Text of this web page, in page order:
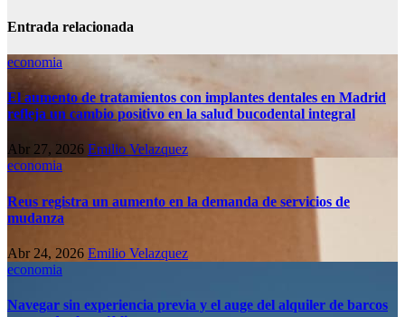
Entrada relacionada
economia
El aumento de tratamientos con implantes dentales en Madrid
refleja un cambio positivo en la salud bucodental integral
Abr 27, 2026 Emilio Velazquez
economia
Reus registra un aumento en la demanda de servicios de
mudanza
Abr 24, 2026 Emilio Velazquez
economia
Navegar sin experiencia previa y el auge del alquiler de barcos